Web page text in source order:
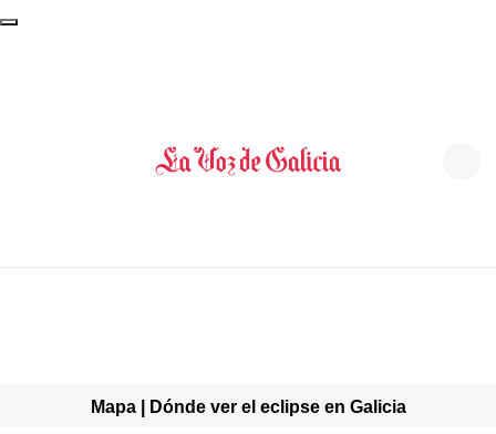
Mapa | Dónde ver el eclipse en Galicia